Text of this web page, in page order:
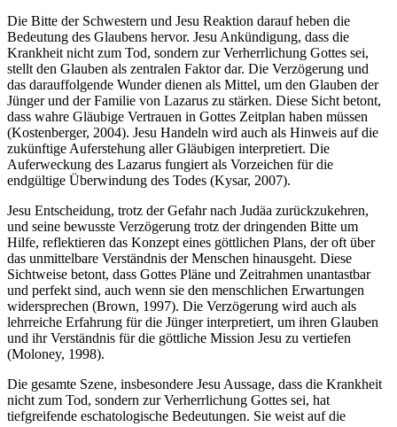
Die Bitte der Schwestern und Jesu Reaktion darauf heben die
Bedeutung des Glaubens hervor. Jesu Ankündigung, dass die
Krankheit nicht zum Tod, sondern zur Verherrlichung Gottes sei,
stellt den Glauben als zentralen Faktor dar. Die Verzögerung und
das darauffolgende Wunder dienen als Mittel, um den Glauben der
Jünger und der Familie von Lazarus zu stärken. Diese Sicht betont,
dass wahre Gläubige Vertrauen in Gottes Zeitplan haben müssen
(Kostenberger, 2004). Jesu Handeln wird auch als Hinweis auf die
zukünftige Auferstehung aller Gläubigen interpretiert. Die
Auferweckung des Lazarus fungiert als Vorzeichen für die
endgültige Überwindung des Todes (Kysar, 2007).
Jesu Entscheidung, trotz der Gefahr nach Judäa zurückzukehren,
und seine bewusste Verzögerung trotz der dringenden Bitte um
Hilfe, reflektieren das Konzept eines göttlichen Plans, der oft über
das unmittelbare Verständnis der Menschen hinausgeht. Diese
Sichtweise betont, dass Gottes Pläne und Zeitrahmen unantastbar
und perfekt sind, auch wenn sie den menschlichen Erwartungen
widersprechen (Brown, 1997). Die Verzögerung wird auch als
lehrreiche Erfahrung für die Jünger interpretiert, um ihren Glauben
und ihr Verständnis für die göttliche Mission Jesu zu vertiefen
(Moloney, 1998).
Die gesamte Szene, insbesondere Jesu Aussage, dass die Krankheit
nicht zum Tod, sondern zur Verherrlichung Gottes sei, hat
tiefgreifende eschatologische Bedeutungen. Sie weist auf die